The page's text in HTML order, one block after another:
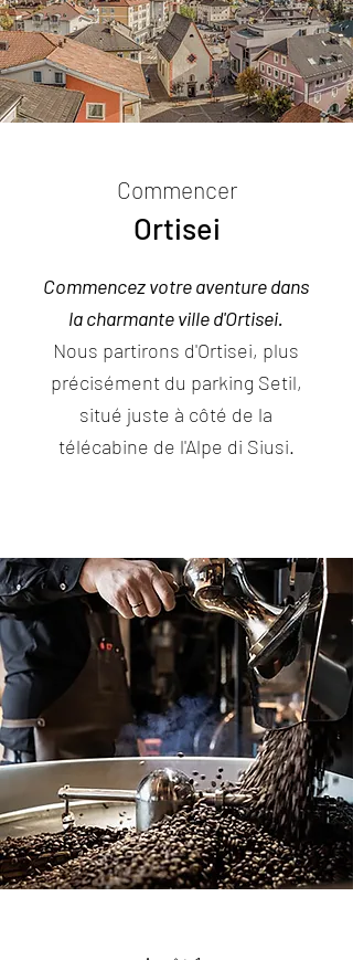
Commencer
Ortisei
Commencez votre aventure dans
la charmante ville d'Ortisei.
Nous partirons d'Ortisei, plus
précisément du parking Setil,
situé juste à côté de la
télécabine de l'Alpe di Siusi.